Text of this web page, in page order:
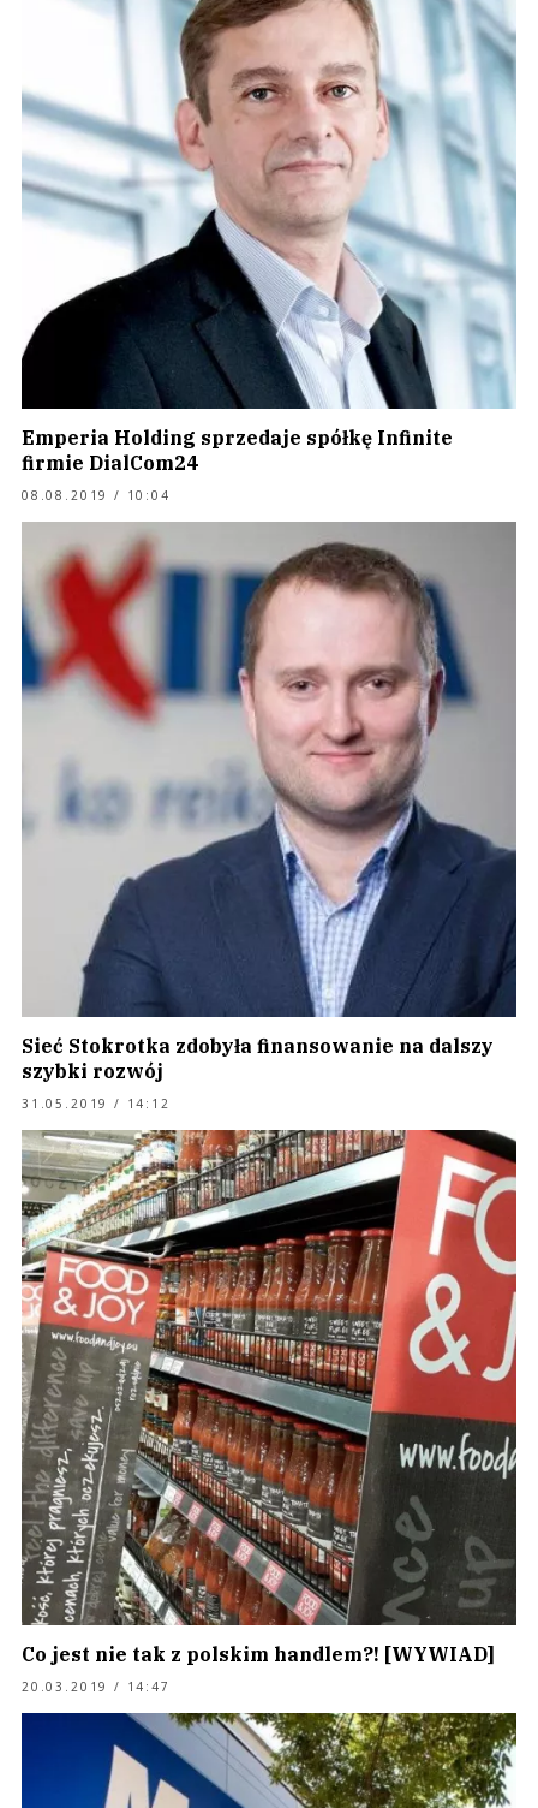
Emperia Holding sprzedaje spółkę Infinite
firmie DialCom24
08.08.2019 / 10:04
Sieć Stokrotka zdobyła finansowanie na dalszy
szybki rozwój
31.05.2019 / 14:12
Co jest nie tak z polskim handlem?! [WYWIAD]
20.03.2019 / 14:47